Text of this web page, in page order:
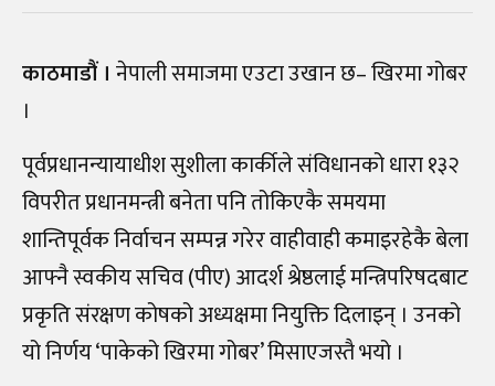
काठमाडौं । नेपाली समाजमा एउटा उखान छ– खिरमा गोबर
।
पूर्वप्रधानन्यायाधीश सुशीला कार्कीले संविधानको धारा १३२
विपरीत प्रधानमन्त्री बनेता पनि तोकिएकै समयमा
शान्तिपूर्वक निर्वाचन सम्पन्न गरेर वाहीवाही कमाइरहेकै बेला
आफ्नै स्वकीय सचिव (पीए) आदर्श श्रेष्ठलाई मन्त्रिपरिषदबाट
प्रकृति संरक्षण कोषको अध्यक्षमा नियुक्ति दिलाइन् । उनको
यो निर्णय ‘पाकेको खिरमा गोबर’ मिसाएजस्तै भयो ।